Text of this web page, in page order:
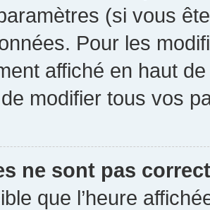
(si vous
Pour les
affiché en haut
modifier tous vos
ne sont pas
que l’heure